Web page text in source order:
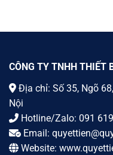
CÔNG TY TNHH THIẾT
Địa chỉ: Số 35, Ngõ
Nội
Hotline/Zalo: 091
Email:
Website: